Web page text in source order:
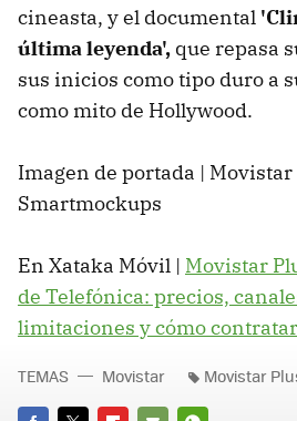
cineasta, y el documental
última leyenda', que repasa
sus inicios como tipo duro a
como mito de Hollywood.
Imagen de portada |
Smartmockups
En Xataka Móvil | Movistar
de Telefónica: precios,
limitaciones y cómo
TEMAS Movistar Movistar